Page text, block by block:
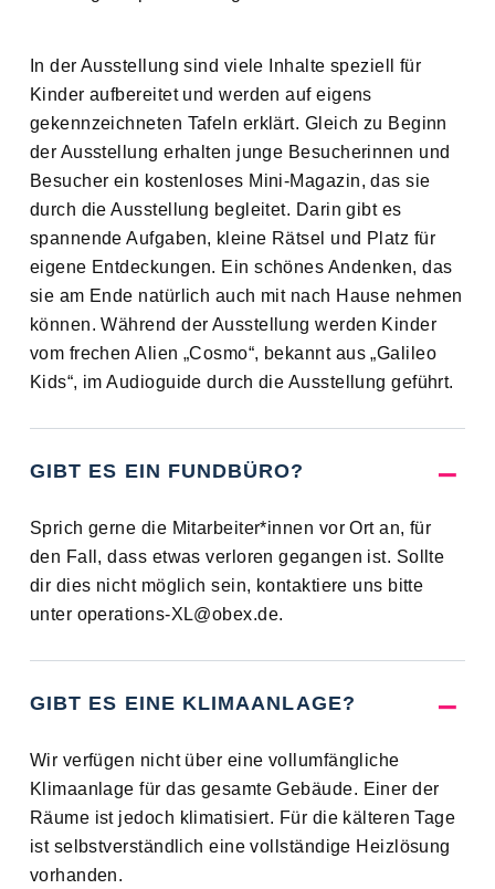
In der Ausstellung sind viele Inhalte speziell für
Kinder aufbereitet und werden auf eigens
gekennzeichneten Tafeln erklärt. Gleich zu Beginn
der Ausstellung erhalten junge Besucherinnen und
Besucher ein kostenloses Mini-Magazin, das sie
durch die Ausstellung begleitet. Darin gibt es
spannende Aufgaben, kleine Rätsel und Platz für
eigene Entdeckungen. Ein schönes Andenken, das
sie am Ende natürlich auch mit nach Hause nehmen
können. Während der Ausstellung werden Kinder
vom frechen Alien „Cosmo“, bekannt aus „Galileo
Kids“, im Audioguide durch die Ausstellung geführt.
GIBT ES EIN FUNDBÜRO?
Sprich gerne die Mitarbeiter*innen vor Ort an, für
den Fall, dass etwas verloren gegangen ist. Sollte
dir dies nicht möglich sein, kontaktiere uns bitte
unter operations-XL@obex.de.
GIBT ES EINE KLIMAANLAGE?
Wir verfügen nicht über eine vollumfängliche
Klimaanlage für das gesamte Gebäude. Einer der
Räume ist jedoch klimatisiert. Für die kälteren Tage
ist selbstverständlich eine vollständige Heizlösung
vorhanden.